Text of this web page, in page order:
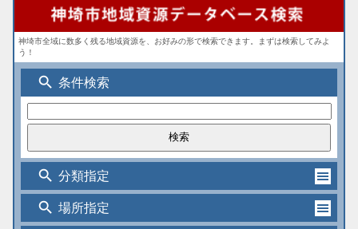
神埼市全域に数多く残る地域資源を、お好みの形で検索できます。まずは検索してみよ
う！
search 条件検索
search 分類指定
search 場所指定